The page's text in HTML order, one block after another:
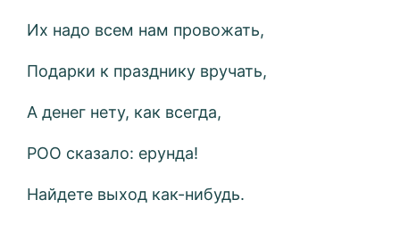
Их надо всем нам провожать,
Подарки к празднику вручать,
А денег нету, как всегда,
РОО сказало: ерунда!
Найдете выход как-нибудь.